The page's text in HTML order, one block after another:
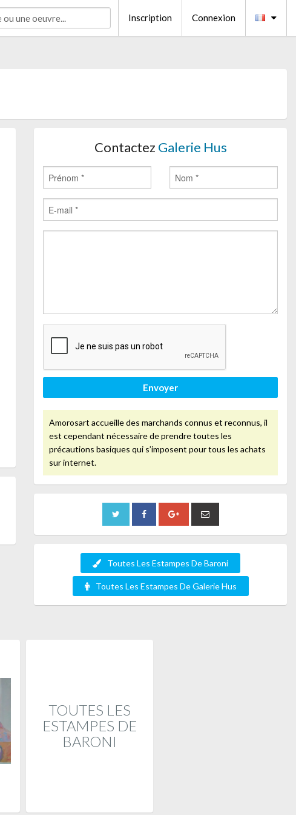
Inscription Connexion
Contactez Galerie Hus
Envoyer
Amorosart accueille des marchands connus et reconnus, il
est cependant nécessaire de prendre toutes les
précautions basiques qui s’imposent pour tous les achats
sur internet.
Toutes Les Estampes De Baroni
Toutes Les Estampes De Galerie Hus
TOUTES LES
ESTAMPES DE
BARONI